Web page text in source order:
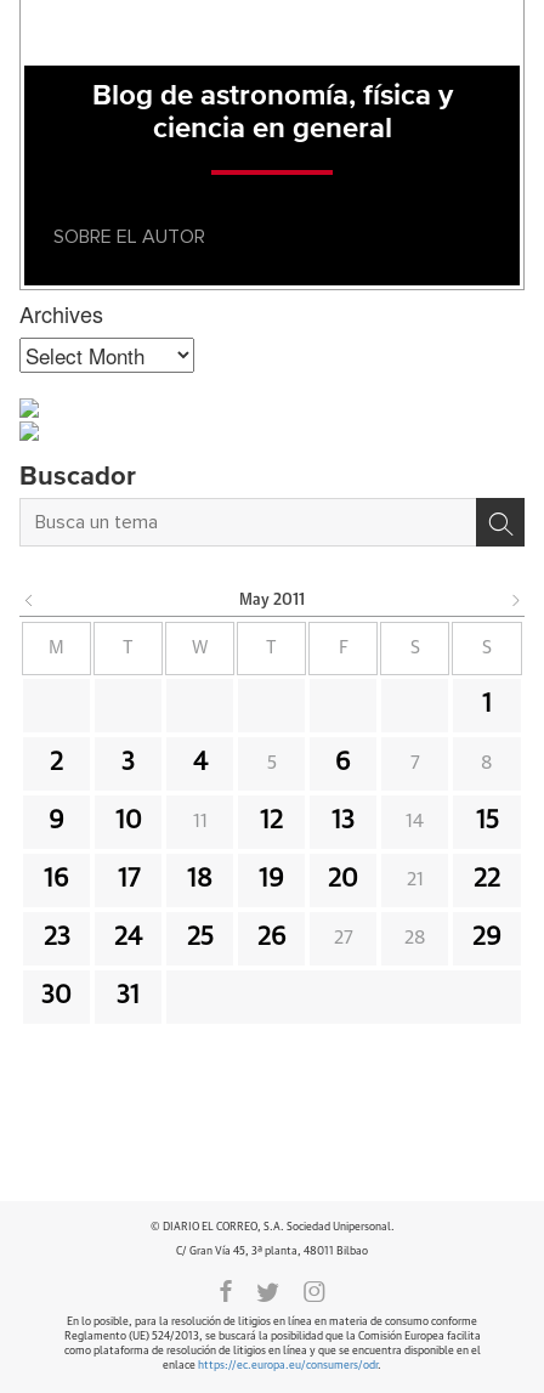
Blog de astronomía, física y
ciencia en general
SOBRE EL AUTOR
Archives
Archives
Buscador
May 2011
M T W T F S S
1
2 3 4 5 6 7 8
9 10 11 12 13 14 15
16 17 18 19 20 21 22
23 24 25 26 27 28 29
30 31
© DIARIO EL CORREO, S.A. Sociedad Unipersonal.
C/ Gran Vía 45, 3ª planta, 48011 Bilbao
En lo posible, para la resolución de litigios en línea en materia de consumo conforme
Reglamento (UE) 524/2013, se buscará la posibilidad que la Comisión Europea facilita
como plataforma de resolución de litigios en línea y que se encuentra disponible en el
enlace https://ec.europa.eu/consumers/odr.